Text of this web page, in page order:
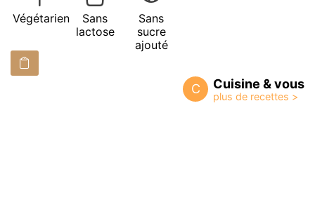
Végétarien
Sans
lactose
Sans
sucre
ajouté
C Cuisine & vous